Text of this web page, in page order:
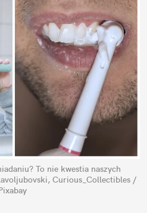
To nie kwestia naszych
Curious_Collectibles /